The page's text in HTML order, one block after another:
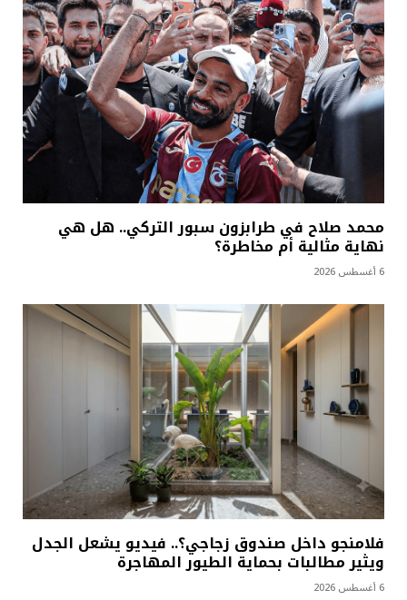
محمد صلاح في طرابزون سبور التركي.. هل هي
نهاية مثالية أم مخاطرة؟
6 أغسطس 2026
فلامنجو داخل صندوق زجاجي؟.. فيديو يشعل الجدل
ويثير مطالبات بحماية الطيور المهاجرة
6 أغسطس 2026